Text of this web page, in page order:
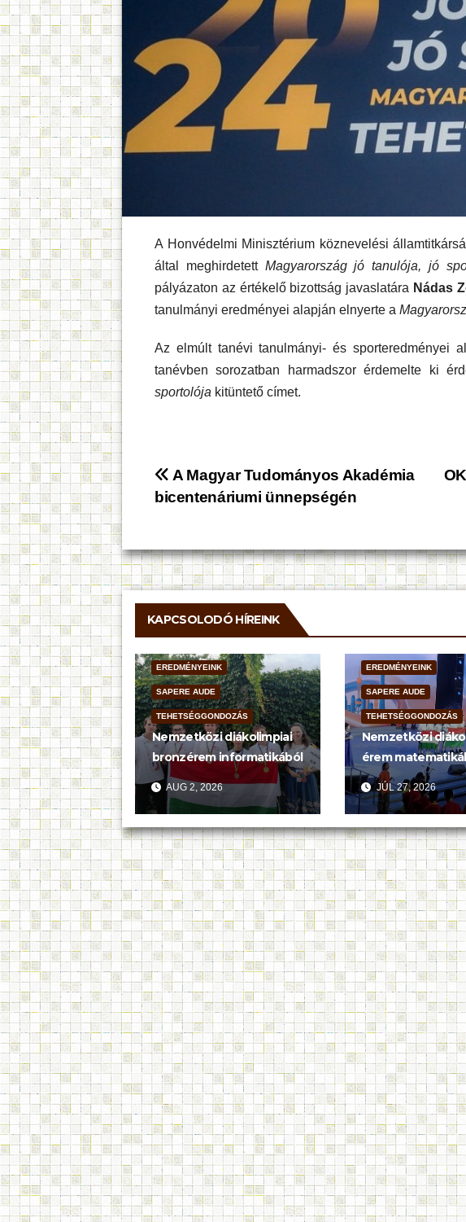
A Honvédelmi Minisztérium köznevelési
által meghirdetett Magyarország jó tanulója, jó
pályázaton az értékelő bizottság javaslatára Nádas
tanulmányi eredményei alapján elnyerte a
Az elmúlt tanévi tanulmányi- és sporteredményei
tanévben sorozatban harmadszor érdemelte ki
sportolója kitüntető címet.
Bejegyzés
A Magyar Tudományos Akadémia
bicentenáriumi ünnepségén
KAPCSOLODÓ HÍREINK
EREDMÉNYEINK
SAPERE AUDE
TEHETSÉGGONDOZÁS
Nemzetközi diákolimpiai
bronzérem informatikából
AUG 2, 2026
EREDMÉNYEINK
SAPERE AUDE
TEHETSÉGGONDOZÁS
Nemzetközi
érem
JÚL 27, 2026